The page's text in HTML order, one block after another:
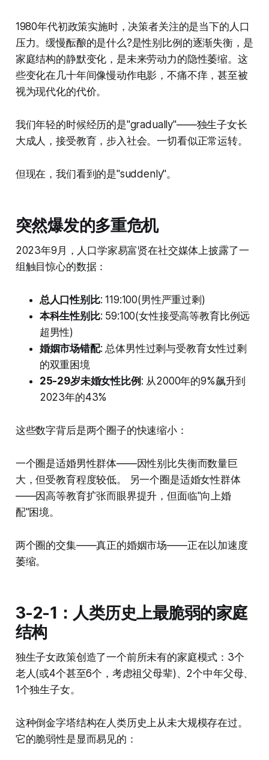
1980年代初政策实施时，决策者关注的是当下的人口
压力。缓慢酝酿的是什么?是性别比例的逐渐失衡，是
家庭结构的静默变化，是未来劳动力的隐性萎缩。这
些变化在几十年间像慢动作电影，不痛不痒，甚至被
视为现代化的代价。
我们年轻的时候经历的是"gradually"——独生子女长
大成人，接受教育，步入社会。一切看似正常运转。
但现在，我们看到的是"suddenly"。
突然爆发的多重危机
2023年9月，人口学家易富贤在社交媒体上披露了一
组触目惊心的数据：
总人口性别比: 119:100(男性严重过剩)
本科生性别比: 59:100(女性接受高等教育比例远
超男性)
婚姻市场错配: 总体男性过剩与受教育女性过剩
的双重困境
25-29岁未婚女性比例 : 从2000年的9%飙升到
2023年的43%
这些数字背后是两个圈子的快速缩小：
一个圈是适婚男性群体——因性别比失衡而数量巨
大，但受教育程度较低。 另一个圈是适婚女性群体
——因高等教育扩张而眼界提升，但面临"向上婚
配"困境。
两个圈的交集——真正的婚姻市场——正在以加速度
萎缩。
3-2-1：人类历史上最脆弱的家庭
结构
独生子女政策创造了一个前所未有的家庭模式：3个
老人(或4个甚至6个，考虑祖父母辈)、2个中年父母、
1个独生子女。
这种倒金字塔结构在人类历史上从未大规模存在过。
它的脆弱性是显而易见的：